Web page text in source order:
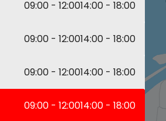
09:00 - 12:0014:00 - 18:00
09:00 - 12:0014:00 - 18:00
09:00 - 12:0014:00 - 18:00
09:00 - 12:0014:00 - 18:00